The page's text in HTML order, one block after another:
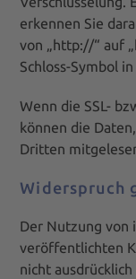
erkennen Sie
von „http://“ auf
Schloss-Symbol
Wenn die SSL-
können die
Dritten
Widerspruch
Der Nutzung von
veröffentlichten
nicht